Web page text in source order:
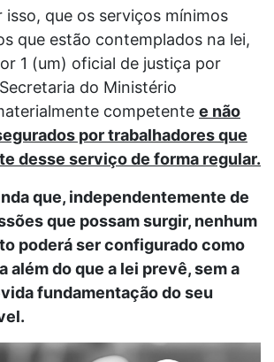
isso, que os serviços mínimos
que estão contemplados na lei,
1 (um) oficial de justiça por
do Ministério
competente e não
por trabalhadores que
desse serviço de forma regular.
que, independentemente de
que possam surgir, nenhum
poderá ser configurado como
além do que a lei prevê, sem a
fundamentação do seu